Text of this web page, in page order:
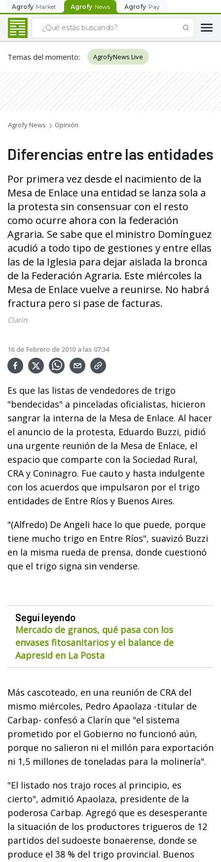
Agrofy Market Agrofy News Agrofy Pay
Temas del momento: AgrofyNews Live
Agrofy News Opinión
Diferencias entre las entidades
Por primera vez desde el nacimiento de la
Mesa de Enlace una entidad se lanza sola a
la protesta sin consensuar con el resto
como ocurre ahora con la federación
Agraria. Se sabe que el ministro Domínguez
acudió a todo tipo de gestiones y entre ellas
las de la Iglesia para dejar aislada la bronca
de la Federación Agraria. Este miércoles la
Mesa de Enlace vuelve a reunirse. No habrá
fractura pero si pase de facturas.
Clarin
16 de Febrero de 2010 a las 07:34
Es que las listas de vendedores de trigo
"bendecidas" a pinceladas oficialistas, hicieron
sangrar la interna de la Mesa de Enlace. Al hacer
el anuncio de la protesta, Eduardo Buzzi, pidió
una urgente reunión de la Mesa de Enlace, el
espacio que comparte con la Sociedad Rural,
CRA y Coninagro. Fue cauto y hasta indulgente
con los acuerdos que impulsaron por el trigo
entidades de Entre Ríos y Buenos Aires.
"(Alfredo) De Angeli hace lo que puede, porque
tiene mucho trigo en Entre Ríos", suavizó Buzzi
en la misma rueda de prensa, donde cuestionó
que el trigo signa sin venderse.
Seguí leyendo
Mercado de granos, qué pasa con los
envases fitosanitarios y el balance de
Aapresid en La Posta
Más cascoteado, en una reunión de CRA del
mismo miércoles, Pedro Apaolaza -titular de
Carbap- confesó a Clarín que "el sistema
prometido por el Gobierno no funcionó aún,
porque no salieron ni el millón para exportación
ni 1,5 millones de toneladas para la molinería".
"El listado nos trajo roces al principio, es
cierto", admitió Apaolaza, presidente de la
poderosa Carbap. Agregó que es desesperante
la situación de los productores trigueros de 12
partidos del sudoeste bonaerense, donde se
produce el 38 % del trigo provincial. Buenos